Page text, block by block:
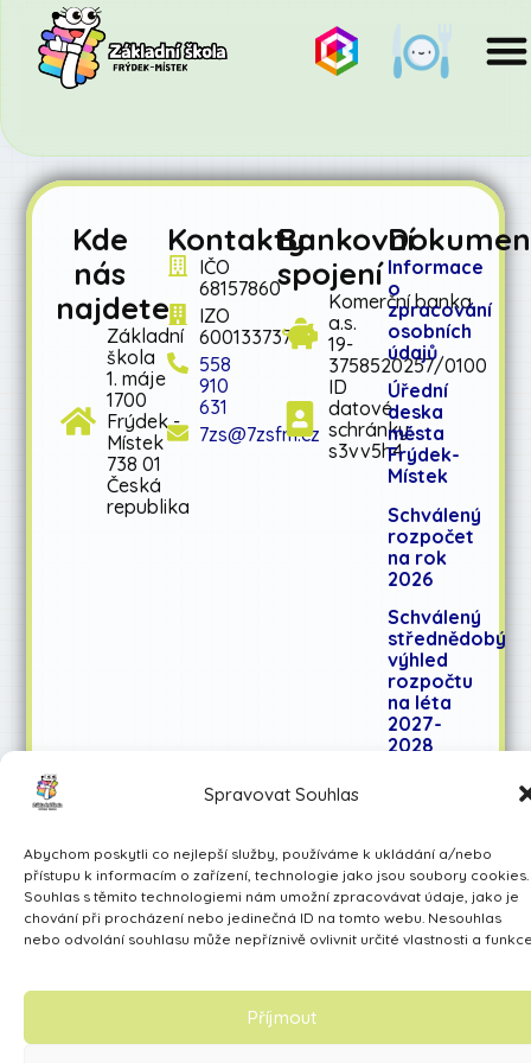
Spravovat Souhlas
Abychom poskytli co nejlepší služby, používáme k ukládání a/nebo
přístupu k informacím o zařízení, technologie jako jsou soubory cookies.
Souhlas s těmito technologiemi nám umožní zpracovávat údaje, jako je
chování při procházení nebo jedinečná ID na tomto webu. Nesouhlas
nebo odvolání souhlasu může nepříznivě ovlivnit určité vlastnosti a
Příjmout
Kde
nás
najdete
Základní
škola
1. máje
1700
Frýdek -
Místek
738 01
Česká
republika
Kontakty
IČO
68157860
IZO
600133737
558
910
631
7zs@7zsfm.cz
Bankovní
spojení
Komerční banka
a.s.
19-
3758520257/0100
ID
datové
schránky:
s3vv5h4
Informace
o
zpracování
osobních
údajů
Úřední
deska
města
Frýdek-
Místek
Schválený
rozpočet
na rok
2026
Schválený
střednědobý
výhled
rozpočtu
na léta
2027-
2028
Made by Avarita